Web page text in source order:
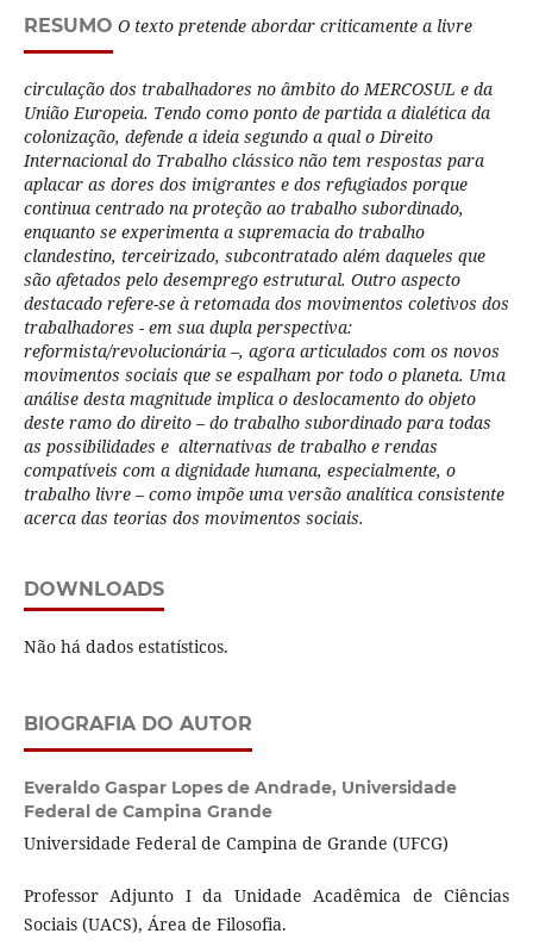
RESUMO O texto pretende abordar criticamente a livre
circulação dos trabalhadores no âmbito do MERCOSUL e da
União Europeia. Tendo como ponto de partida a dialética da
colonização, defende a ideia segundo a qual o Direito
Internacional do Trabalho clássico não tem respostas para
aplacar as dores dos imigrantes e dos refugiados porque
continua centrado na proteção ao trabalho subordinado,
enquanto se experimenta a supremacia do trabalho
clandestino, terceirizado, subcontratado além daqueles que
são afetados pelo desemprego estrutural. Outro aspecto
destacado refere-se à retomada dos movimentos coletivos dos
trabalhadores - em sua dupla perspectiva:
reformista/revolucionária –, agora articulados com os novos
movimentos sociais que se espalham por todo o planeta. Uma
análise desta magnitude implica o deslocamento do objeto
deste ramo do direito – do trabalho subordinado para todas
as possibilidades e alternativas de trabalho e rendas
compatíveis com a dignidade humana, especialmente, o
trabalho livre – como impõe uma versão analítica consistente
acerca das teorias dos movimentos sociais.
DOWNLOADS
Não há dados estatísticos.
BIOGRAFIA DO AUTOR
Everaldo Gaspar Lopes de Andrade, Universidade
Federal de Campina Grande
Universidade Federal de Campina de Grande (UFCG)
Professor Adjunto I da Unidade Acadêmica de Ciências
Sociais (UACS), Área de Filosofia.